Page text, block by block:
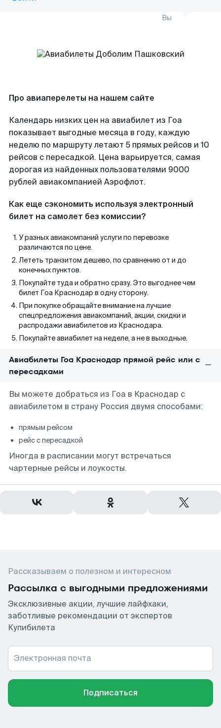
Вы
Про авиаперелеты на нашем сайте
Календарь низких цен на авиабилет из Гоа
показывает выгодные месяца в году, каждую
неделю по маршруту летают 5 прямых рейсов и 10
рейсов с пересадкой. Цена варьируется, самая
дорогая из найденных пользователями 9000
рублей авиакомпанией Аэрофлот.
Как еще сэкономить используя электронный
билет на самолет без комиссии?
У разных авиакомпаний услуги по перевозке
различаются по цене.
Лететь транзитом дешево, по сравнению от и до
конечных пунктов.
Покупайте туда и обратно сразу. Это выгоднее чем
билет Гоа Краснодар в одну сторону.
При покупке обращайте внимание на лучшие
спецпредложения авиакомпаний, акции, скидки и
распродажи авиабилетов из Краснодара.
Покупайте авиабилет на неделе, а не в выходные.
Авиабилеты Гоа Краснодар прямой рейс или с
пересадками
Вы можете добраться из Гоа в Краснодар с
авиабилетом в страну Россия двумя способами:
прямым рейсом
рейс с пересадкой
Иногда в расписании могут встречаться
чартерные рейсы и лоукосты.
Рассказываем о полезном и интересном
Рассылка с выгодными предложениями
Эксклюзивные акции, лучшие лайфхаки,
заботливые рекомендации от экспертов
Купибилета
Электронная почта
Подписаться